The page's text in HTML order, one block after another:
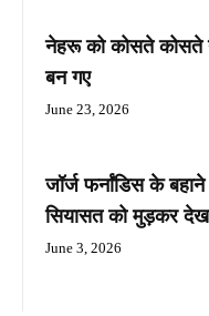
नेहरू को कोसते कोसते
बन गए
June 23, 2026
जॉर्ज फर्नांडिस के बहाने
सियासत को मुड़कर
June 3, 2026